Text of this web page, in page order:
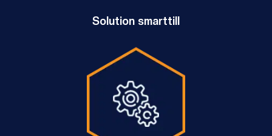
Solution smarttill